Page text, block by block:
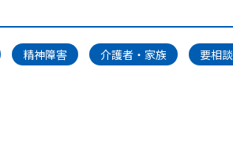
精神障害 介護者・家族 要相談